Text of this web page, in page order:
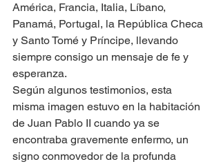
América, Francia, Italia, Líbano,
Panamá, Portugal, la República Checa
y Santo Tomé y Príncipe, llevando
siempre consigo un mensaje de fe y
esperanza.
Según algunos testimonios, esta
misma imagen estuvo en la habitación
de Juan Pablo II cuando ya se
encontraba gravemente enfermo, un
signo conmovedor de la profunda